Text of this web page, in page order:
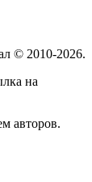
© 2010-2026.
на
авторов.